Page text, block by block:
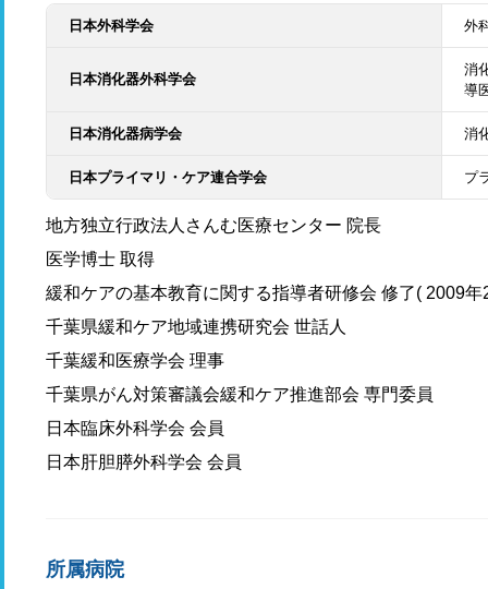
日本外科学会 外
日本消化器外科学会
消
導
日本消化器病学会 消
日本プライマリ・ケア連合学会 プ
地方独立行政法人さんむ医療センター 院長
医学博士 取得
緩和ケアの基本教育に関する指導者研修会 修了( 2009年
千葉県緩和ケア地域連携研究会 世話人
千葉緩和医療学会 理事
千葉県がん対策審議会緩和ケア推進部会 専門委員
日本臨床外科学会 会員
日本肝胆膵外科学会 会員
所属病院